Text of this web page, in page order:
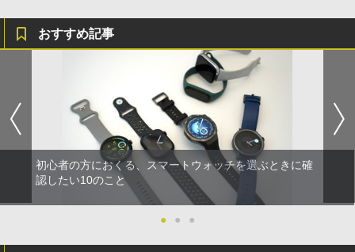
おすすめ記事
初心者の方におくる、スマートウォッチを選ぶときに確
認したい10のこと
● ● ●